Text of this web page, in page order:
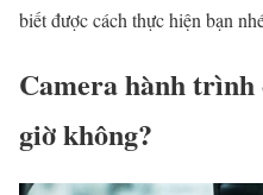
biết được cách thực hiện bạn
Camera hành trình
giờ không?